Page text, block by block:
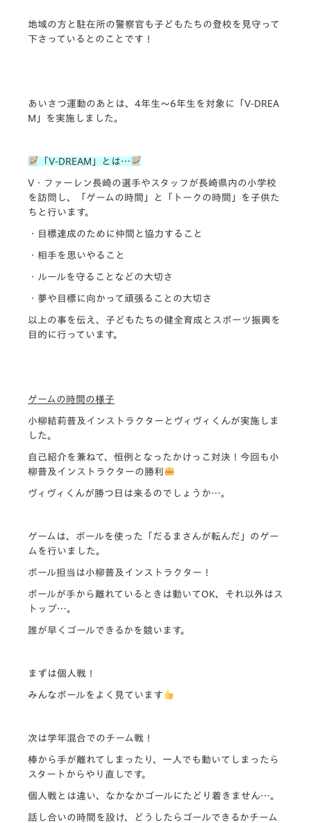
地域の方と駐在所の警察官も子どもたちの登校を見守って
下さっているとのことです！
あいさつ運動のあとは、4年生～6年生を対象に「V-DREA
M」を実施しました。
「V-DREAM」とは…
V・ファーレン長崎の選手やスタッフが長崎県内の小学校
を訪問し、「ゲームの時間」と「トークの時間」を子供た
ちと行います。
・目標達成のために仲間と協力すること
・相手を思いやること
・ルールを守ることなどの大切さ
・夢や目標に向かって頑張ることの大切さ
以上の事を伝え、子どもたちの健全育成とスポーツ振興を
目的に行っています。
ゲームの時間の様子
小柳結莉普及インストラクターとヴィヴィくんが実施しま
した。
自己紹介を兼ねて、恒例となったかけっこ対決！今回も小
柳普及インストラクターの勝利
ヴィヴィくんが勝つ日は来るのでしょうか…。
ゲームは、ボールを使った「だるまさんが転んだ」のゲー
ムを行いました。
ボール担当は小柳普及インストラクター！
ボールが手から離れているときは動いてOK、それ以外はス
トップ…。
誰が早くゴールできるかを競います。
まずは個人戦！
みんなボールをよく見ています
次は学年混合でのチーム戦！
棒から手が離れてしまったり、一人でも動いてしまったら
スタートからやり直しです。
個人戦とは違い、なかなかゴールにたどり着きません…。
話し合いの時間を設け、どうしたらゴールできるかチーム